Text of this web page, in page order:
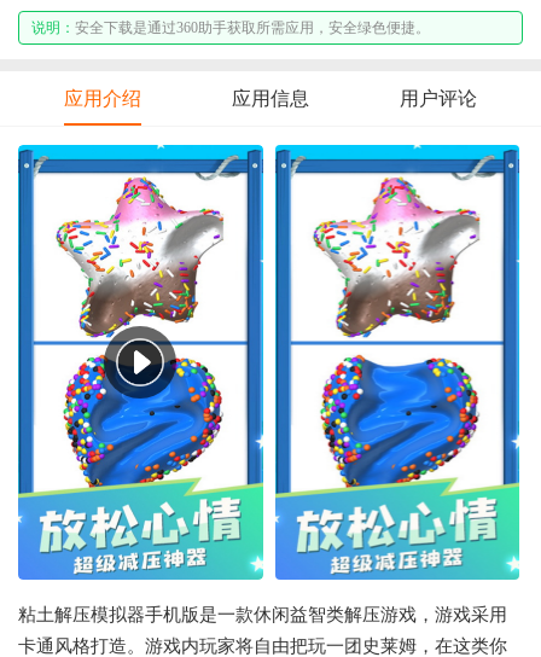
说明： 安全下载是通过360助手获取所需应用，安全绿色便捷。
应用介绍 应用信息 用户评论
粘土解压模拟器手机版是一款休闲益智类解压游戏，游戏采用
卡通风格打造。游戏内玩家将自由把玩一团史莱姆，在这类你